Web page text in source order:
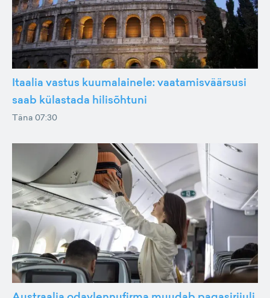
Itaalia vastus kuumalainele: vaatamisväärsusi
saab külastada hilisõhtuni
Täna 07:30